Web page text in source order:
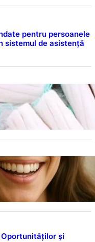
pentru persoanele
sistemul de asistență
O analiză profundă
toxice
protejează inima:
beneficiile
Oportunităților și